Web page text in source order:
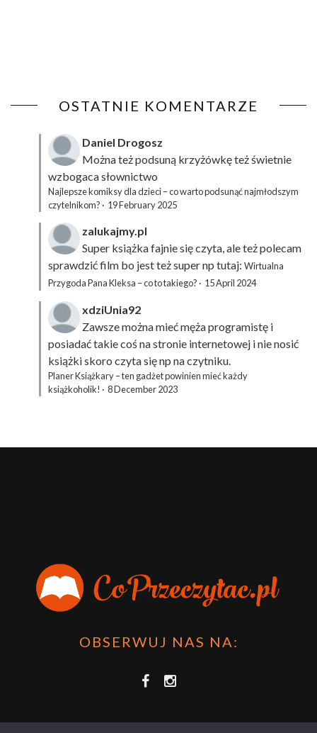
OSTATNIE KOMENTARZE
Daniel Drogosz
Można też podsuną krzyżówkęteż świetnie
wzbogaca słownictwo
Najlepsze komiksy dla dzieci – co warto podsunąć najmłodszym
czytelnikom? · 19 February 2025
zalukajmy.pl
Super książka fajnie się czyta, ale też polecam
sprawdzić film bo jest też super np tutaj: Wirtualna
Przygoda Pana Kleksa – co to takiego? · 15 April 2024
xdziUnia92
Zawsze można mieć męża programistę i
posiadać takie coś na stronie internetowej i nie nosić
książki skoro czyta się np na czytniku.
Planer Książkary – ten gadżet powinien mieć każdy
książkoholik! · 8 December 2023
OBSERWUJ NAS NA: